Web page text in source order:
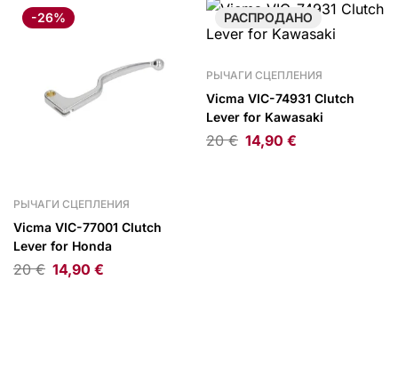
-26%
РЫЧАГИ СЦЕПЛЕНИЯ
Vicma VIC-77001 Clutch
Lever for Honda
20€ 14,90 €
РАСПРОДАНО
РЫЧАГИ СЦЕПЛЕНИЯ
Vicma VIC-74931 Clutch
Lever for Kawasaki
20€ 14,90 €